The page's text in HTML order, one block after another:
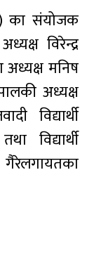
का संयोजक
विरेन्द्र
अध्यक्ष मनिष
अध्यक्ष
विद्यार्थी
विद्यार्थी